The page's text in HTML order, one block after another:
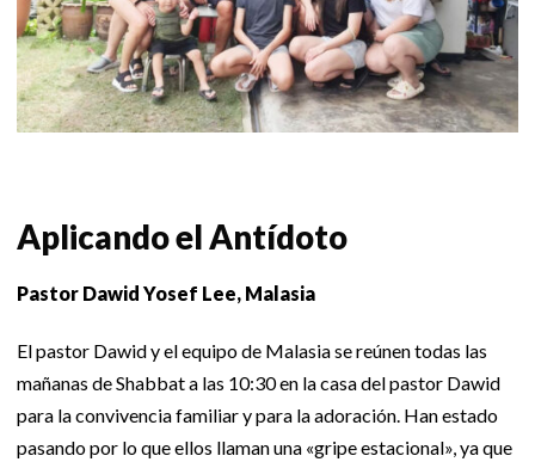
Aplicando el Antídoto
Pastor Dawid Yosef Lee, Malasia
El pastor Dawid y el equipo de Malasia se reúnen todas las
mañanas de Shabbat a las 10:30 en la casa del pastor Dawid
para la convivencia familiar y para la adoración. Han estado
pasando por lo que ellos llaman una «gripe estacional», ya que